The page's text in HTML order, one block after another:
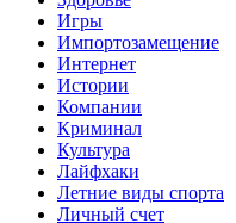
Игры
Импортозамещение
Интернет
Истории
Компании
Криминал
Культура
Лайфхаки
Летние виды спорта
Личный счет